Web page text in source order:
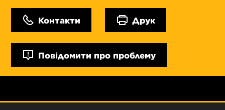
Контакти Друк
Повідомити про проблему